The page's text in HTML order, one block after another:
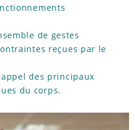
de gestes
reçues par le
des principaux
du corps.